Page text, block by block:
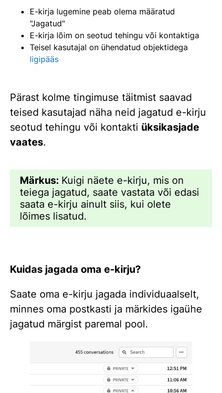
E-kirja lugemine peab olema määratud
"Jagatud"
E-kirja lõim on seotud tehingu või kontaktiga
Teisel kasutajal on ühendatud objektidega
ligipääs
Pärast kolme tingimuse täitmist saavad
teised kasutajad näha neid jagatud e-kirju
seotud tehingu või kontakti üksikasjade
vaates.
Märkus: Kuigi näete e-kirju, mis on
teiega jagatud, saate vastata või edasi
saata e-kirju ainult siis, kui olete
lõimes lisatud.
Kuidas jagada oma e-kirju?
Saate oma e-kirju jagada individuaalselt,
minnes oma postkasti ja märkides igaühe
jagatud märgist paremal pool.